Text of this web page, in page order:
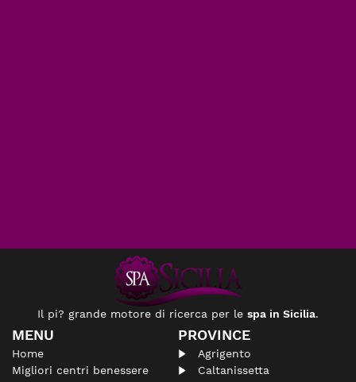
Il pi? grande motore di ricerca per le spa in Sicilia.
MENU
Home
Migliori centri benessere
PROVINCE
Agrigento
Caltanissetta